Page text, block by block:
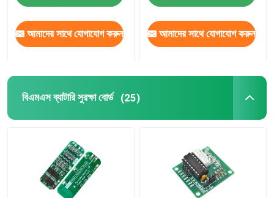
আমাদের সাথে যোগাযোগ করুন আমাদের সাথে যোগাযোগ করুন
বিএমএস ব্যাটারি সুরক্ষা বোর্ড (25)